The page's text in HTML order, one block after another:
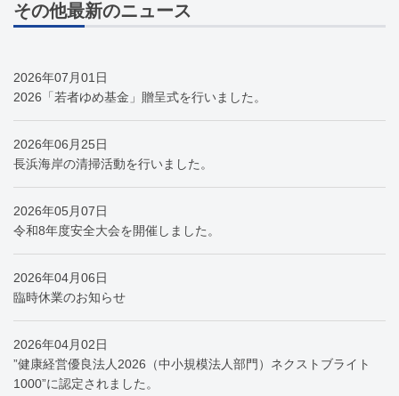
その他最新のニュース
2026年07月01日
2026「若者ゆめ基金」贈呈式を行いました。
2026年06月25日
長浜海岸の清掃活動を行いました。
2026年05月07日
令和8年度安全大会を開催しました。
2026年04月06日
臨時休業のお知らせ
2026年04月02日
”健康経営優良法人2026（中小規模法人部門）ネクストブライト
1000”に認定されました。